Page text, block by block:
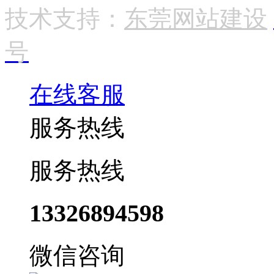
技术支持： 东莞网站建设
号
在线客服
服务热线
服务热线
13326894598
微信咨询